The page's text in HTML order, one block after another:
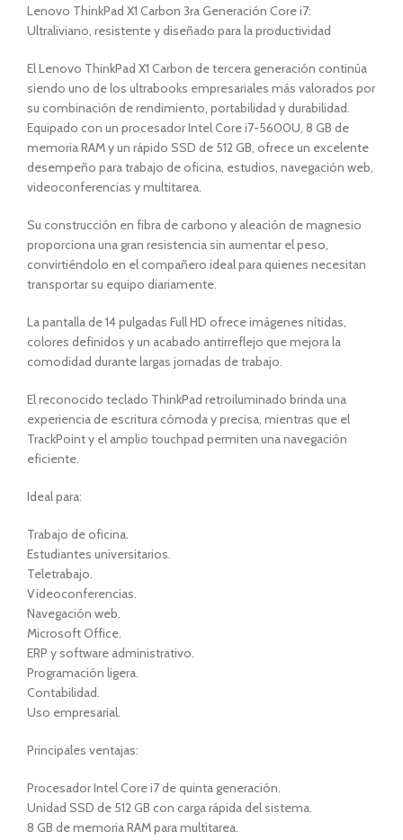
Lenovo ThinkPad X1 Carbon 3ra Generación Core i7:
Ultraliviano, resistente y diseñado para la productividad
El Lenovo ThinkPad X1 Carbon de tercera generación continúa
siendo uno de los ultrabooks empresariales más valorados por
su combinación de rendimiento, portabilidad y durabilidad.
Equipado con un procesador Intel Core i7-5600U, 8 GB de
memoria RAM y un rápido SSD de 512 GB, ofrece un excelente
desempeño para trabajo de oficina, estudios, navegación web,
videoconferencias y multitarea.
Su construcción en fibra de carbono y aleación de magnesio
proporciona una gran resistencia sin aumentar el peso,
convirtiéndolo en el compañero ideal para quienes necesitan
transportar su equipo diariamente.
La pantalla de 14 pulgadas Full HD ofrece imágenes nítidas,
colores definidos y un acabado antirreflejo que mejora la
comodidad durante largas jornadas de trabajo.
El reconocido teclado ThinkPad retroiluminado brinda una
experiencia de escritura cómoda y precisa, mientras que el
TrackPoint y el amplio touchpad permiten una navegación
eficiente.
Ideal para:
Trabajo de oficina.
Estudiantes universitarios.
Teletrabajo.
Videoconferencias.
Navegación web.
Microsoft Office.
ERP y software administrativo.
Programación ligera.
Contabilidad.
Uso empresarial.
Principales ventajas:
Procesador Intel Core i7 de quinta generación.
Unidad SSD de 512 GB con carga rápida del sistema.
8 GB de memoria RAM para multitarea.